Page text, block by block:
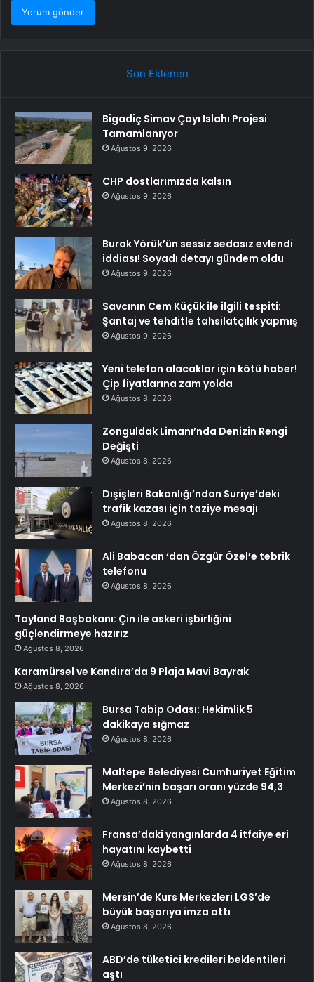
Son Eklenen
Bigadiç Simav Çayı Islahı Projesi
Tamamlanıyor
Ağustos 9, 2026
CHP dostlarımızda kalsın
Ağustos 9, 2026
Burak Yörük’ün sessiz sedasız evlendi
iddiası! Soyadı detayı gündem oldu
Ağustos 9, 2026
Savcının Cem Küçük ile ilgili tespiti:
Şantaj ve tehditle tahsilatçılık yapmış
Ağustos 9, 2026
Yeni telefon alacaklar için kötü haber!
Çip fiyatlarına zam yolda
Ağustos 8, 2026
Zonguldak Limanı’nda Denizin Rengi
Değişti
Ağustos 8, 2026
Dışişleri Bakanlığı’ndan Suriye’deki
trafik kazası için taziye mesajı
Ağustos 8, 2026
Ali Babacan ‘dan Özgür Özel’e tebrik
telefonu
Ağustos 8, 2026
Tayland Başbakanı: Çin ile askeri işbirliğini
güçlendirmeye hazırız
Ağustos 8, 2026
Karamürsel ve Kandıra’da 9 Plaja Mavi Bayrak
Ağustos 8, 2026
Bursa Tabip Odası: Hekimlik 5
dakikaya sığmaz
Ağustos 8, 2026
Maltepe Belediyesi Cumhuriyet Eğitim
Merkezi’nin başarı oranı yüzde 94,3
Ağustos 8, 2026
Fransa’daki yangınlarda 4 itfaiye eri
hayatını kaybetti
Ağustos 8, 2026
Mersin’de Kurs Merkezleri LGS’de
büyük başarıya imza attı
Ağustos 8, 2026
ABD’de tüketici kredileri beklentileri
aştı